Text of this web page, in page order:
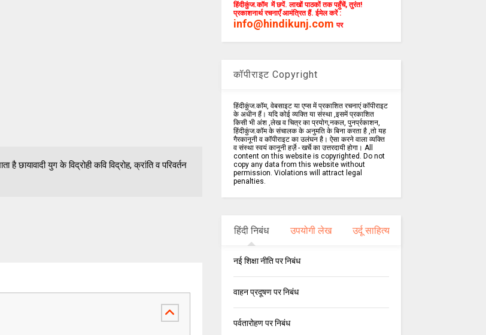
है छायावादी युग के विद्रोही कवि विद्रोह, क्रांति व परिवर्तन
हिंदीकुंज.कॉम में छपें. लाखों पाठकों तक पहुँचें, तुरंत!
प्रकाशनार्थ रचनाएँ आमंत्रित हैं. ईमेल करें :
info@hindikunj.com पर
कॉपीराइट Copyright
हिंदीकुंज.कॉम, वेबसाइट या एप्स में प्रकाशित रचनाएं कॉपीराइट
के अधीन हैं। यदि कोई व्यक्ति या संस्था ,इसमें प्रकाशित
किसी भी अंश ,लेख व चित्र का प्रयोग,नकल, पुनर्प्रकाशन,
हिंदीकुंज.कॉम के संचालक के अनुमति के बिना करता है ,तो यह
गैरकानूनी व कॉपीराइट का उलंघन है। ऐसा करने वाला व्यक्ति
व संस्था स्वयं कानूनी हर्ज़े - खर्चे का उत्तरदायी होगा। All
content on this website is copyrighted. Do not
copy any data from this website without
permission. Violations will attract legal
penalties.
हिंदी निबंध उपयोगी लेख उर्दू साहित्य
नई शिक्षा नीति पर निबंध
वाहन प्रदूषण पर निबंध
पर्वतारोहण पर निबंध